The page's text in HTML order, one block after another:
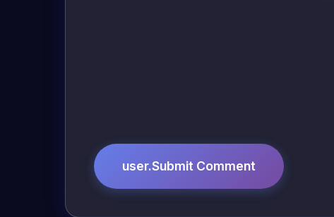
user.Submit Comment